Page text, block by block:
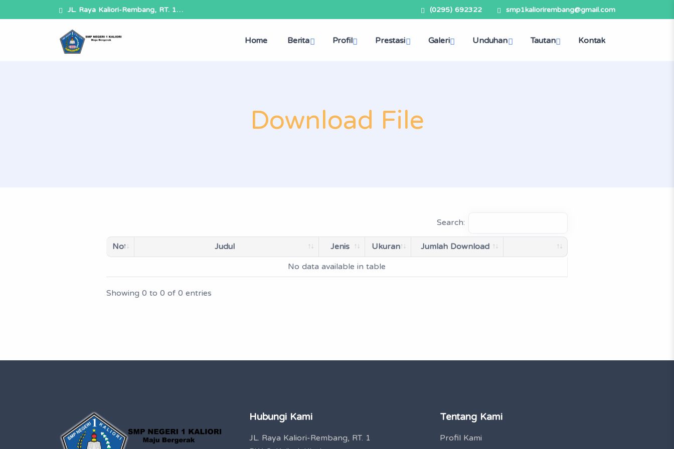
JL. Raya Kaliori-Rembang, RT. 1… (0295) 692322 smp1kaliorirembang@gmail.com
Home Berita Profil Prestasi Galeri Unduhan Tautan Kontak
Download File
Search:
No Judul Jenis Ukuran
Jumlah Download
No data available in table
Showing 0 to 0 of 0 entries
Hubungi Kami
JL. Raya Kaliori-Rembang, RT. 1
Tentang Kami
Profil Kami